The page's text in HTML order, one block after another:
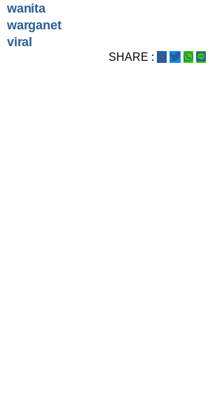
wanita
warganet
viral
SHARE :